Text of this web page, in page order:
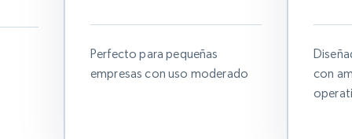
Perfecto para pequeñas
empresas con uso moderado
con